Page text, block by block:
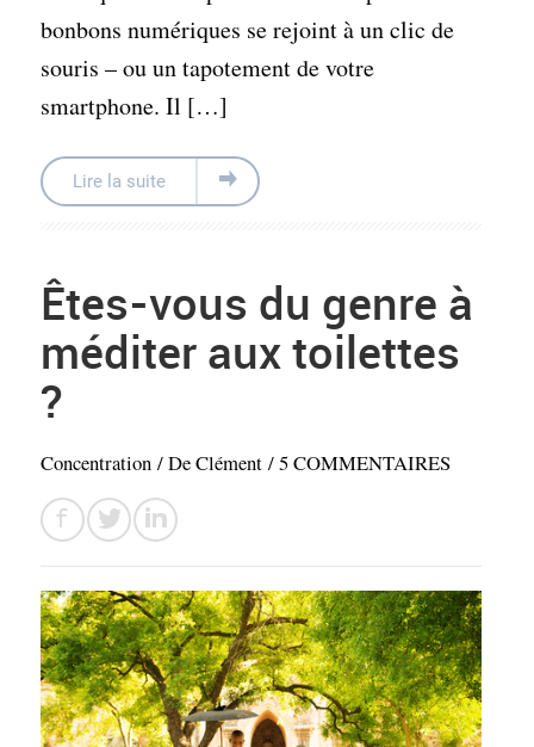
bonbons numériques se rejoint à un clic de
souris – ou un tapotement de votre
smartphone. Il […]
Lire la suite
Êtes-vous du genre à
méditer aux toilettes
?
Concentration / DeClément /5 COMMENTAIRES